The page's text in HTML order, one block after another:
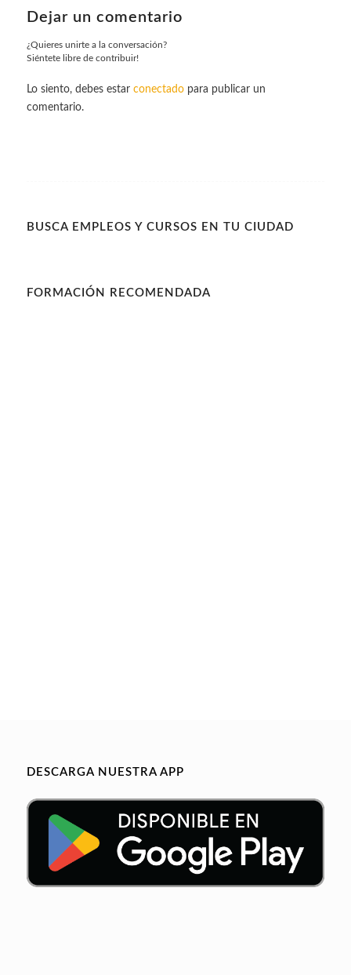
Dejar un comentario
¿Quieres unirte a la conversación?
Siéntete libre de contribuir!
Lo siento, debes estar conectadopara publicar un
comentario.
BUSCA EMPLEOS Y CURSOS EN TU CIUDAD
FORMACIÓN RECOMENDADA
DESCARGA NUESTRA APP